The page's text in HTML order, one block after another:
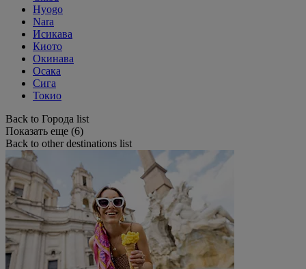
Hyogo
Nara
Исикава
Киото
Окинава
Осака
Сига
Токио
Back to Города list
Показать еще (6)
Back to other destinations list